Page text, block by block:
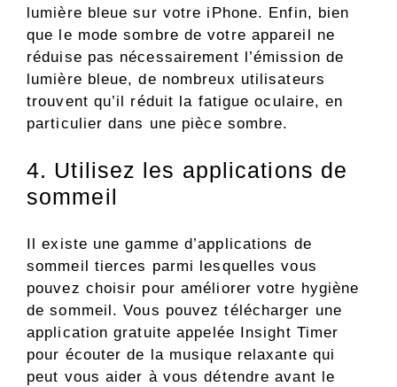
lumière bleue sur votre iPhone. Enfin, bien
que le mode sombre de votre appareil ne
réduise pas nécessairement l’émission de
lumière bleue, de nombreux utilisateurs
trouvent qu’il réduit la fatigue oculaire, en
particulier dans une pièce sombre.
4. Utilisez les applications de
sommeil
Il existe une gamme d’applications de
sommeil tierces parmi lesquelles vous
pouvez choisir pour améliorer votre hygiène
de sommeil. Vous pouvez télécharger une
application gratuite appelée Insight Timer
pour écouter de la musique relaxante qui
peut vous aider à vous détendre avant le